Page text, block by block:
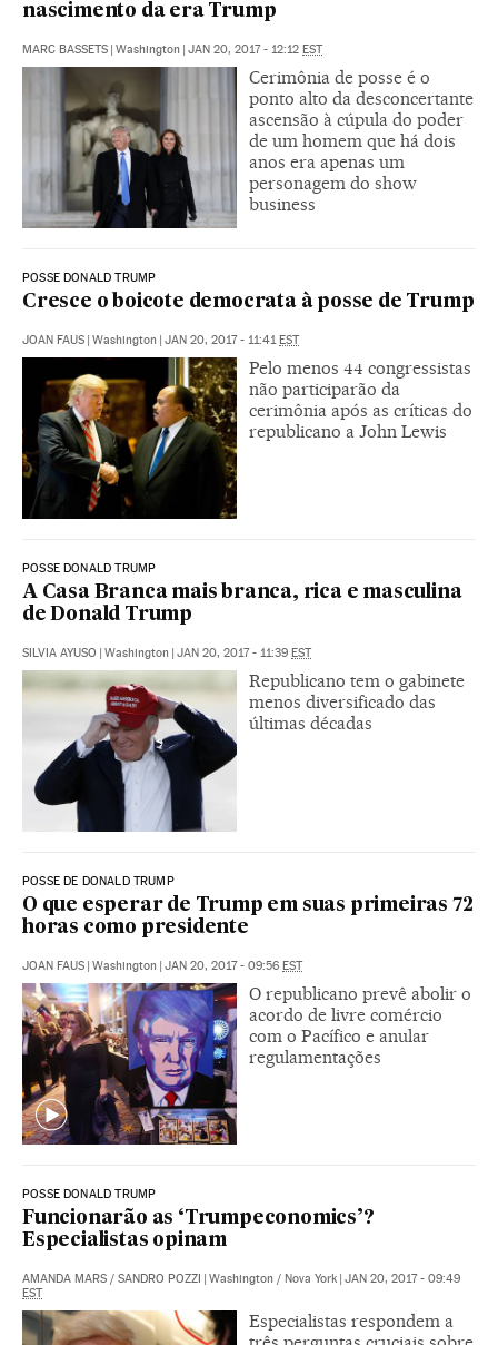
nascimento da era Trump
MARC BASSETS | Washington | JAN 20, 2017 - 12:12 EST
Cerimônia de posse é o
ponto alto da desconcertante
ascensão à cúpula do poder
de um homem que há dois
anos era apenas um
personagem do show
business
POSSE DONALD TRUMP
Cresce o boicote democrata à posse de Trump
JOAN FAUS | Washington | JAN 20, 2017 - 11:41 EST
Pelo menos 44 congressistas
não participarão da
cerimônia após as críticas do
republicano a John Lewis
POSSE DONALD TRUMP
A Casa Branca mais branca, rica e masculina
de Donald Trump
SILVIA AYUSO | Washington | JAN 20, 2017 - 11:39 EST
Republicano tem o gabinete
menos diversificado das
últimas décadas
POSSE DE DONALD TRUMP
O que esperar de Trump em suas primeiras 72
horas como presidente
JOAN FAUS | Washington | JAN 20, 2017 - 09:56 EST
O republicano prevê abolir o
acordo de livre comércio
com o Pacífico e anular
regulamentações
POSSE DONALD TRUMP
Funcionarão as ‘Trumpeconomics’?
Especialistas opinam
AMANDA MARS / SANDRO POZZI | Washington / Nova York | JAN 20, 2017 - 09:49
EST
Especialistas respondem a